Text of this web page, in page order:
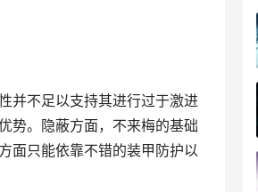
并不足以支持其进行过于激进
势。隐蔽方面，不来梅的基础
面只能依靠不错的装甲防护以